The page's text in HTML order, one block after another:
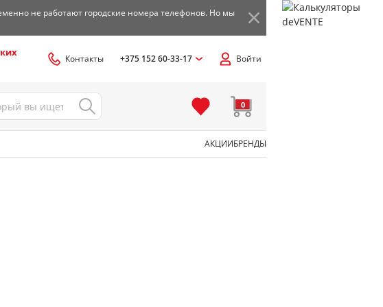
не работают городские номера телефонов. Но мы
Контакты +375 152 60-33-17 Войти
0
АКЦИИБРЕНДЫ